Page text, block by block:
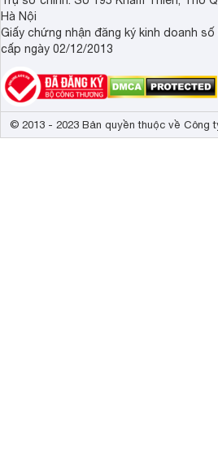
Hà Nội
Giấy chứng nhận đăng ký kinh doanh số
cấp ngày 02/12/2013
© 2013 - 2023 Bản quyền thuộc về Công